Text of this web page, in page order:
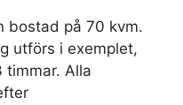
bostad på 70 kvm.
utförs i exemplet,
timmar. Alla